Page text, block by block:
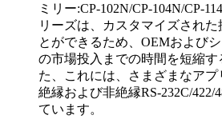
ミリー:CP-102N/CP-104N/CP-
リーズは、カスタマイズされ
とができるため、OEMおよび
の市場投入までの時間を短縮す
た、これには、さまざまなア
絶縁および非絶縁RS-232C/422/
ています。